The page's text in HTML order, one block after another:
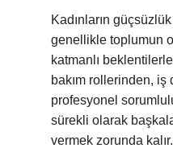
Kadınların
genellikle toplumun
katmanlı
bakım rollerinden, iş
profesyonel
sürekli olarak
vermek zorunda